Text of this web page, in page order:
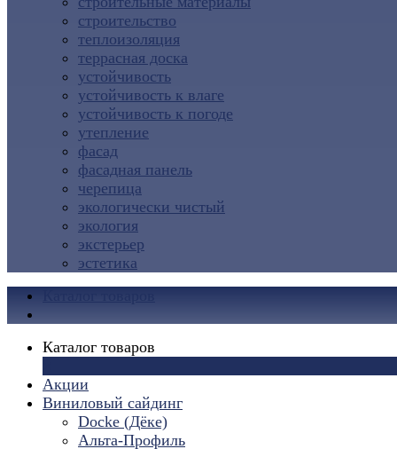
строительство
теплоизоляция
террасная доска
устойчивость
устойчивость к влаге
устойчивость к погоде
утепление
фасад
фасадная панель
черепица
экологически чистый
экология
экстерьер
эстетика
Каталог товаров
Акции
Виниловый сайдинг
Docke (Дёке)
Альта-Профиль